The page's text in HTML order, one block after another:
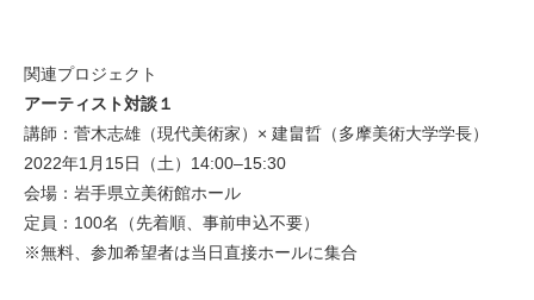
関連プロジェクト
アーティスト対談１
講師：菅木志雄（現代美術家）× 建畠晢（多摩美術大学学長）
2022年1月15日（土）14:00–15:30
会場：岩手県立美術館ホール
定員：100名（先着順、事前申込不要）
※無料、参加希望者は当日直接ホールに集合